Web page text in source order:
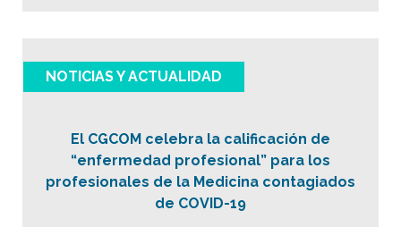
NOTICIAS Y ACTUALIDAD
El CGCOM celebra la calificación de
“enfermedad profesional” para los
profesionales de la Medicina contagiados
de COVID-19